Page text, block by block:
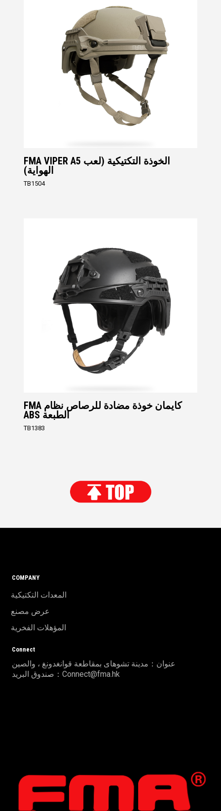
FMA VIPER A5 الخوذة التكتيكية (لعب
الهواية)
TB1504
FMA كايمان خوذة مضادة للرصاص نظام
ABS الطبعة
TB1383
COMPANY
المعدات التكتيكية
عرض مصنع
المؤهلات الفخرية
Connect
عنوان：مدينة تشوهاى بمقاطعة قوانغدونغ ، والصين
صندوق البريد：Connect@fma.hk